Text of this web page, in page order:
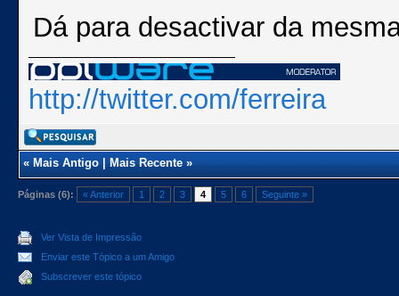
Dá para desactivar da
http://twitter.com/ferreira
«Mais Antigo|Mais Recente»
Páginas (6): « Anterior 1 2 3 4 5 6 Seguinte »
Ver Vista de Impressão
Enviar este Tópico a um Amigo
Subscrever este tópico